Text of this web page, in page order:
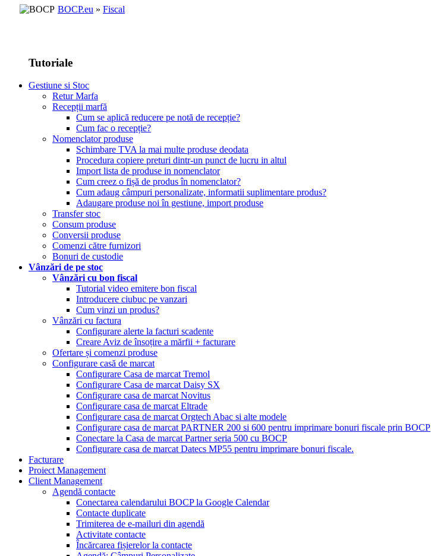
BOCP.eu » Fiscal
Tutoriale
Gestiune si Stoc
Retur Marfa
Recepții marfă
Cum se aplică reducere pe notă de recepție?
Cum fac o recepție?
Nomenclator produse
Schimbare TVA la mai multe produse deodata
Procedura copiere preturi dintr-un punct de lucru in altul
Import lista de produse in nomenclator
Cum creez o fișă de produs în nomenclator?
Cum adaug câmpuri personalizate, informatii suplimentare produs?
Adaugare produse noi în gestiune, import produse
Transfer stoc
Consum produse
Conversii produse
Comenzi către furnizori
Bonuri de custodie
Vânzări de pe stoc
Vânzări cu bon fiscal
Tutorial video emitere bon fiscal
Introducere ciubuc pe vanzari
Cum vinzi un produs?
Vânzări cu factura
Configurare alerte la facturi scadente
Creare Aviz de însoțire a mărfii + facturare
Ofertare și comenzi produse
Configurare casă de marcat
Configurare Casa de marcat Tremol
Configurare Casa de marcat Daisy SX
Configurare casa de marcat Novitus
Configurare casa de marcat Eltrade
Configurare casa de marcat Orgtech Abac si alte modele
Configurare casa de marcat PARTNER 200 si 600 pentru imprimare bonuri fiscale prin BOCP
Conectare la Casa de marcat Partner seria 500 cu BOCP
Configurare casa de marcat Datecs MP55 pentru imprimare bonuri fiscale.
Facturare
Proiect Management
Client Management
Agendă contacte
Conectarea calendarului BOCP la Google Calendar
Contacte duplicate
Trimiterea de e-mailuri din agendă
Activitate contacte
Încărcarea fișierelor la contacte